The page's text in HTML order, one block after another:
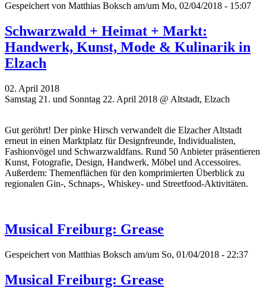
Gespeichert von Matthias Boksch am/um Mo, 02/04/2018 - 15:07
Schwarzwald + Heimat + Markt:
Handwerk, Kunst, Mode & Kulinarik in
Elzach
02. April 2018
Samstag 21. und Sonntag 22. April 2018 @ Altstadt, Elzach
Gut geröhrt! Der pinke Hirsch verwandelt die Elzacher Altstadt
erneut in einen Marktplatz für Designfreunde, Individualisten,
Fashionvögel und Schwarzwaldfans. Rund 50 Anbieter präsentieren
Kunst, Fotografie, Design, Handwerk, Möbel und Accessoires.
Außerdem: Themenflächen für den komprimierten Überblick zu
regionalen Gin-, Schnaps-, Whiskey- und Streetfood-Aktivitäten.
Musical Freiburg: Grease
Gespeichert von Matthias Boksch am/um So, 01/04/2018 - 22:37
Musical Freiburg: Grease